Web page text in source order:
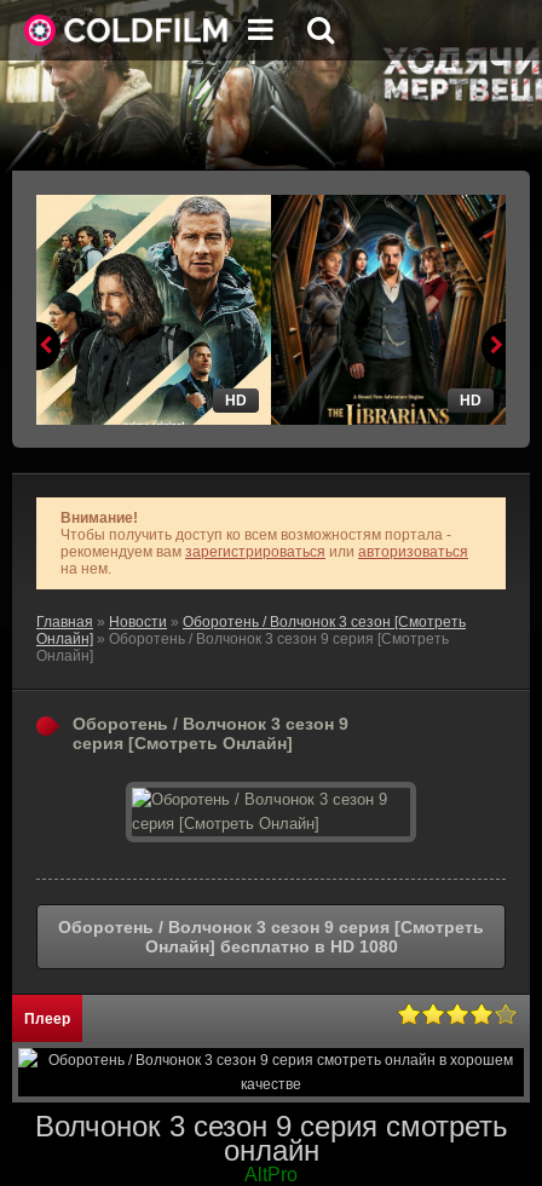
HD HD
Внимание!
Чтобы получить доступ ко всем возможностям портала -
рекомендуем вам зарегистрироваться или авторизоваться
на нем.
Главная » Новости » Оборотень / Волчонок 3 сезон [Смотреть
Онлайн] » Оборотень / Волчонок 3 сезон 9 серия [Смотреть
Онлайн]
Оборотень / Волчонок 3 сезон 9
серия [Смотреть Онлайн]
Оборотень / Волчонок 3 сезон 9 серия [Смотреть
Онлайн] бесплатно в HD 1080
Плеер
Волчонок 3 сезон 9 серия смотреть
онлайн
AltPro